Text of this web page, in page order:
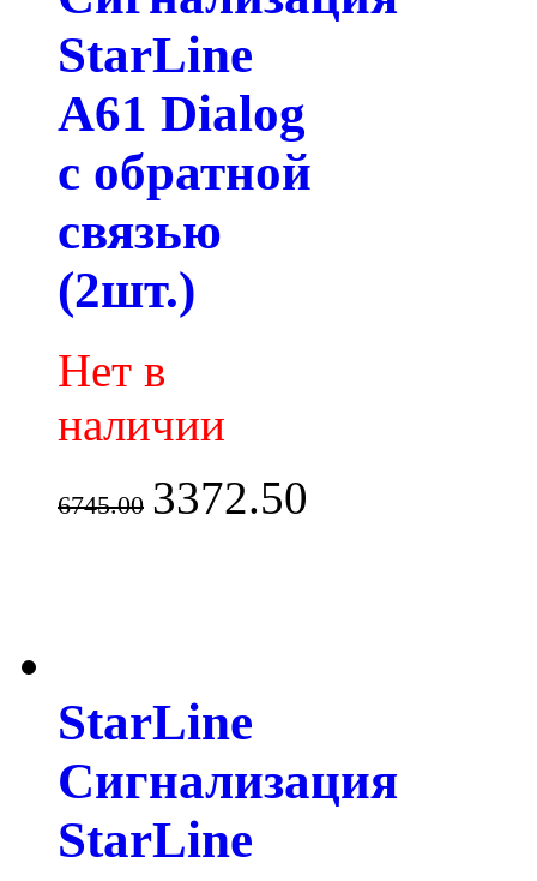
StarLine
A61 Dialog
с обратной
связью
(2шт.)
Нет в
наличии
6745.00 3372.50
StarLine
Сигнализация
StarLine